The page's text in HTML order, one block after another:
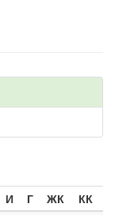
И Г ЖК
КК